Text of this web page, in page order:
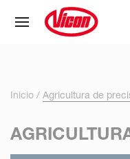
Inicio Agricultura de
Panel de gestión de